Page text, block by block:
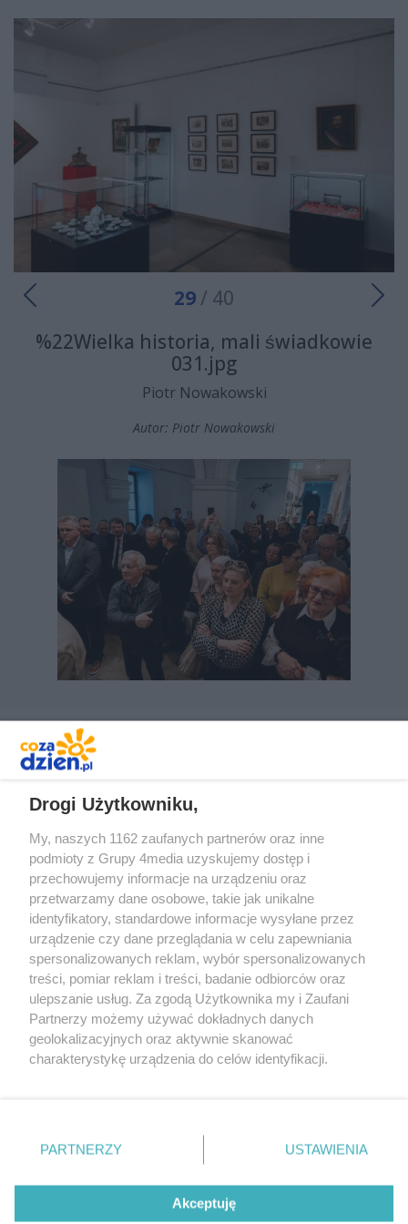
29 / 40
%22Wielka historia, mali świadkowie
031.jpg
Piotr Nowakowski
Autor: Piotr Nowakowski
Redakcja Reklama Prywatność
Praca Łódź
the:protocol
Facebook.com
Youtube.com
Drogi Użytkowniku,
My, naszych 1162 zaufanych partnerów oraz inne
podmioty z Grupy 4media uzyskujemy dostęp i
przechowujemy informacje na urządzeniu oraz
przetwarzamy dane osobowe, takie jak unikalne
identyfikatory, standardowe informacje wysyłane przez
urządzenie czy dane przeglądania w celu zapewniania
spersonalizowanych reklam, wybór spersonalizowanych
treści, pomiar reklam i treści, badanie odbiorców oraz
ulepszanie usług. Za zgodą Użytkownika my i Zaufani
Partnerzy możemy używać dokładnych danych
geolokalizacyjnych oraz aktywnie skanować
charakterystykę urządzenia do celów identyfikacji.
zmienić/wycofać klikając przycisk ustawień prywatności
znajdujący się w lewym dolnym rogu strony
. Niektóre
użytkownika, ale masz prawo sprzeciwić się takiemu
przetwarzaniu. Preferencje będą miały zastosowania tylko
PARTNERZY USTAWIENIA
Akceptuję